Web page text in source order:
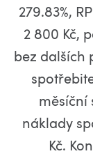
279.83%,
2 800 Kč,
bez dalších
měsíční
náklady
Kč.